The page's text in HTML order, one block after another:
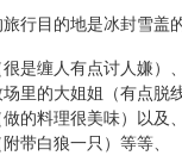
行目的地是冰封雪盖
是缠人有点讨人嫌）、
里的大姐姐（有点脱线
的料理很美味）以及、
带白狼一只）等等、